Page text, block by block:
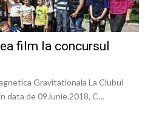
film la concursul
Gravitationala La Clubul
data de 09.iunie.2018, C…